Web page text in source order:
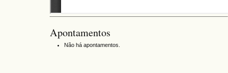
Apontamentos
Não há apontamentos.